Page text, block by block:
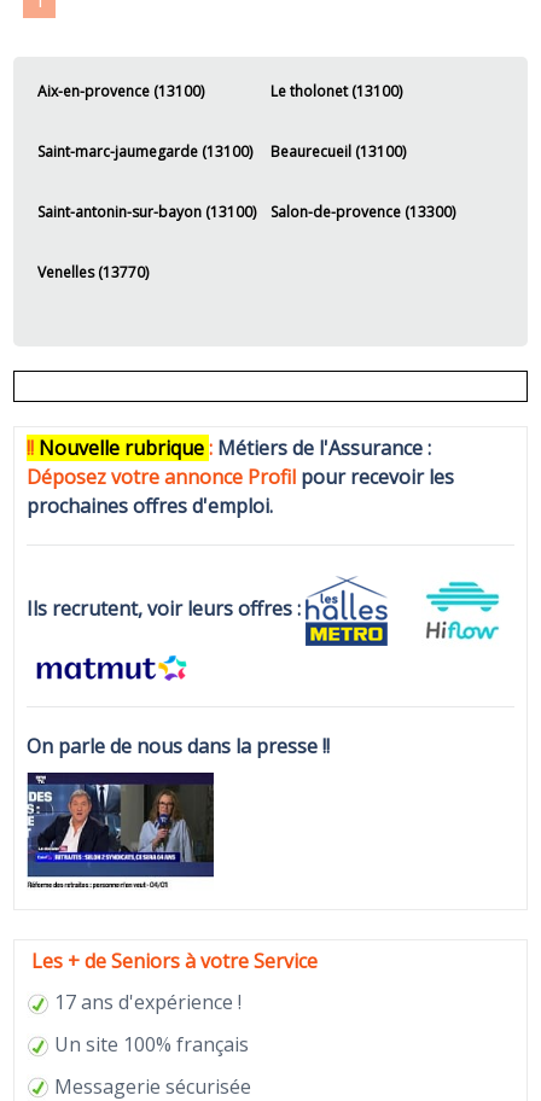
Aix-en-provence (13100) Le tholonet (13100)
Saint-marc-jaumegarde (13100) Beaurecueil (13100)
Saint-antonin-sur-bayon (13100) Salon-de-provence (13300)
Venelles (13770)
!! Nouvelle rubrique: Métiers de l'Assurance :
Déposez votre annonce Profil pour recevoir les
prochaines offres d'emploi.
Ils recrutent, voir leurs offres :
On parle de nous dans la presse !!
Les + de Seniors à votre Service
17 ans d'expérience !
Un site 100% français
Messagerie sécurisée